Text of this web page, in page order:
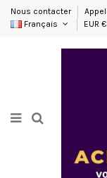
Nous contacter
Français
EUR